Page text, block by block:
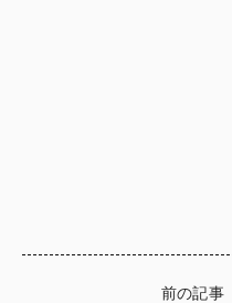
前の記事